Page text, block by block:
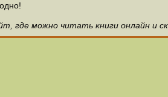
где можно читать книги онлайн и